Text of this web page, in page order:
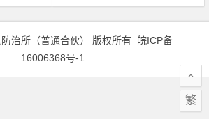
治所（普通合伙） 版权所有 皖ICP备
16006368号-1
繁